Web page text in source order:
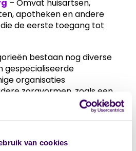
van cookies
– Omvat huisartsen,
apotheken en andere
de eerste toegang tot
bestaan nog diverse
gespecialiseerde
organisaties
zorgvormen, zoals een
ouderenzorg als thuiszorg
zorg vormt een